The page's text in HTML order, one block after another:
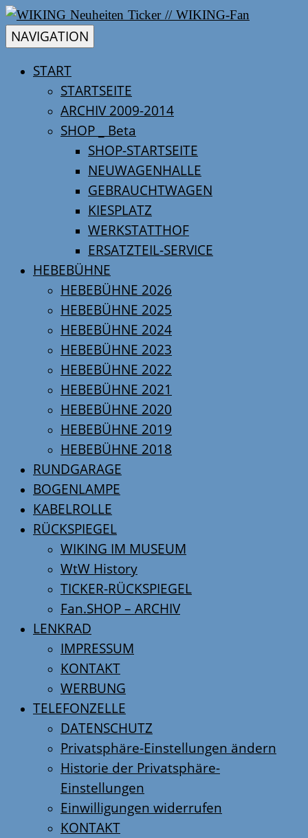
Skip
to
content
WIKING
NEUHEITEN
TICKER
WIKING-
NAVIGATION
START
STARTSEITE
ARCHIV 2009-2014
SHOP _ Beta
SHOP-STARTSEITE
NEUWAGENHALLE
GEBRAUCHTWAGEN
KIESPLATZ
WERKSTATTHOF
ERSATZTEIL-SERVICE
HEBEBÜHNE
HEBEBÜHNE 2026
HEBEBÜHNE 2025
HEBEBÜHNE 2024
HEBEBÜHNE 2023
HEBEBÜHNE 2022
HEBEBÜHNE 2021
HEBEBÜHNE 2020
HEBEBÜHNE 2019
HEBEBÜHNE 2018
RUNDGARAGE
BOGENLAMPE
KABELROLLE
RÜCKSPIEGEL
WIKING IM MUSEUM
WtW History
TICKER-RÜCKSPIEGEL
Fan.SHOP – ARCHIV
LENKRAD
IMPRESSUM
KONTAKT
WERBUNG
TELEFONZELLE
DATENSCHUTZ
Privatsphäre-Einstellungen ändern
Historie der Privatsphäre-
Einstellungen
Einwilligungen widerrufen
KONTAKT